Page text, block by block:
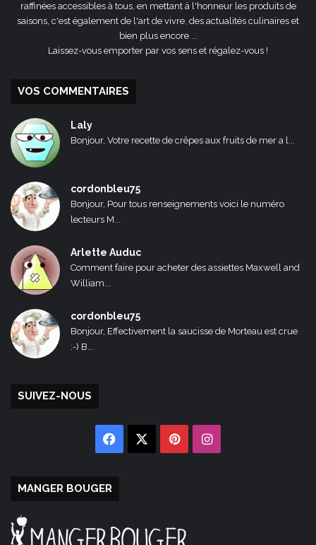
raffinées accessibles à tous, en mettant à l'honneur les produits de
saisons, c'est également de l'art de vivre, des actualités culinaires et
bien plus encore ...
Laissez-vous emporter par vos sens et régalez-vous !
VOS COMMENTAIRES
Laly
Bonjour, Votre recette de crêpes aux fruits de mer a l...
cordonbleu75
Bonjour, Pour tous renseignements voici le numéro
lecteurs M...
Arlette Auduc
Comment faire pour acheter des assiettes Maxwell and
William...
cordonbleu75
Bonjour, Effectivement la saucisse de Morteau est crue
:-) B...
SUIVEZ-NOUS
Facebook PinterestInstagram
MANGER BOUGER